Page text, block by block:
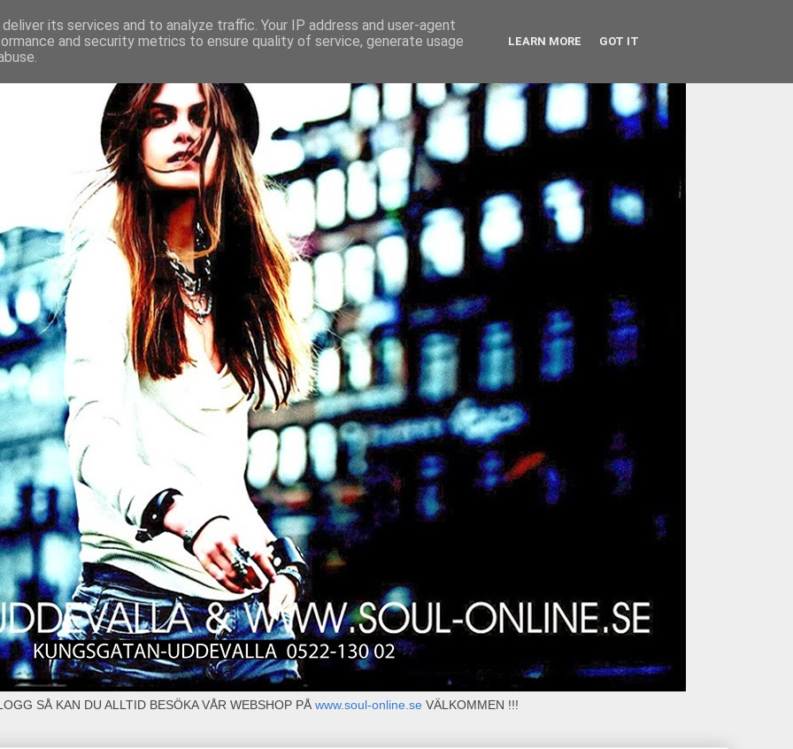
SÅ KAN DU ALLTID BESÖKA VÅR WEBSHOP PÅ www.soul-online.se VÄLKOMMEN !!!
its services and to analyze traffic. Your IP address and user-agent
and security metrics to ensure quality of service, generate usage
LEARN MORE GOT IT